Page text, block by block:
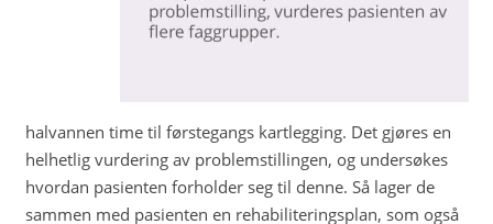
halvannen time til førstegangs kartlegging. Det gjøres en
helhetlig vurdering av problemstillingen, og undersøkes
hvordan pasienten forholder seg til denne. Så lager de
sammen med pasienten en rehabiliteringsplan, som også